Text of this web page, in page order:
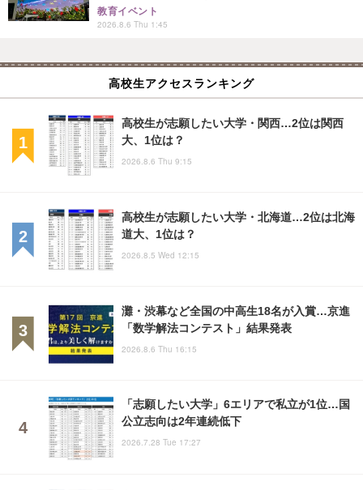
教育イベント
2026.8.6 Thu 1:45
高校生アクセスランキング
高校生が志願したい大学・関西…2位は関西
大、1位は？
2026.8.6 Thu 9:15
高校生が志願したい大学・北海道…2位は北海
道大、1位は？
2026.8.5 Wed 12:15
灘・渋幕など全国の中高生18名が入賞…京進
「数学解法コンテスト」結果発表
2026.8.6 Thu 16:15
「志願したい大学」6エリアで私立が1位…国
公立志向は2年連続低下
2026.7.28 Tue 17:27